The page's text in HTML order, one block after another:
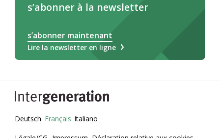
s’abonner à la newsletter
s’abonner maintenant
Lire la newsletter en ligne
Deutsch Français Italiano